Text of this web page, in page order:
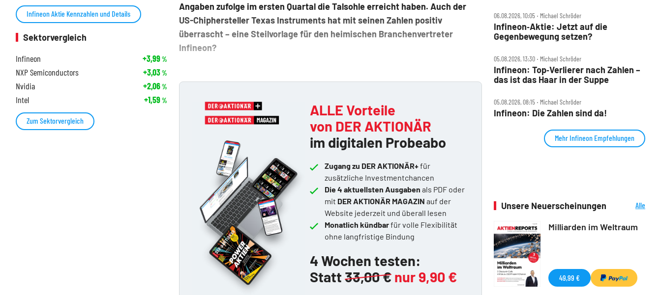
Angaben zufolge im ersten Quartal die Talsohle erreicht haben. Auch der
US-Chiphersteller Texas Instruments hat mit seinen Zahlen positiv
überrascht – eine Steilvorlage für den heimischen Branchenvertreter
Infineon?
ALLE Vorteile
von DER AKTIONÄR
im digitalen Probeabo
Zugang zu DER AKTIONÄR+für
zusätzliche Investmentchancen
Die 4 aktuellsten Ausgaben als PDF oder
mit DER AKTIONÄR MAGAZIN auf der
Website jederzeit und überall lesen
Monatlich kündbarfür volle Flexibilität
ohne langfristige Bindung
4 Wochen testen:
Statt 33,00 € nur 9,90 €
Infineon Aktie Kennzahlen und Details
Sektorvergleich
Infineon
+3,99%
NXP Semiconductors +3,03%
Nvidia +2,06%
Intel +1,59%
Zum Sektorvergleich
06.08.2026, 10:05 ‧ Michael Schröder
Infineon‑Aktie: Jetzt auf die
Gegenbewegung setzen?
05.08.2026, 13:30 ‧ Michael Schröder
Infineon: Top‑Verlierer nach Zahlen –
das ist das Haar in der Suppe
05.08.2026, 08:15 ‧ Michael Schröder
Infineon: Die Zahlen sind da!
Mehr Infineon Empfehlungen
Unsere Neuerscheinungen
Alle
Milliarden im Weltraum
49,99 €